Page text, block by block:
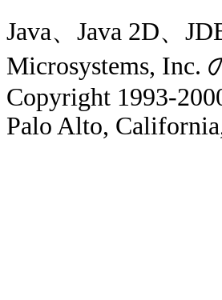
Java、Java 2D、
Microsystems,
Copyright 1993-
Palo Alto,